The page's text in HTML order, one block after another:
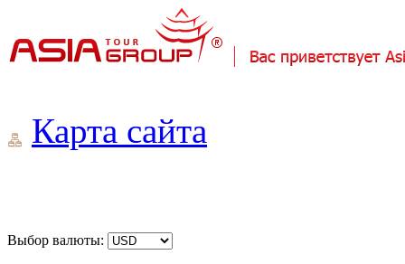
Карта сайта
Выбор валюты: